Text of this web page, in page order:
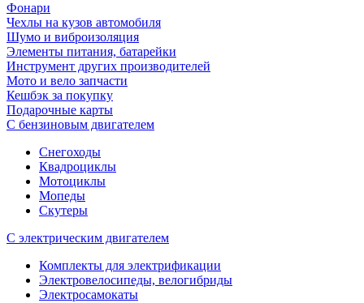
Фонари
Чехлы на кузов автомобиля
Шумо и виброизоляция
Элементы питания, батарейки
Инструмент других производителей
Мото и вело запчасти
Кешбэк за покупку
Подарочные карты
С бензиновым двигателем
Снегоходы
Квадроциклы
Мотоциклы
Мопеды
Скутеры
С электрическим двигателем
Комплекты для электрификации
Электровелосипеды, велогибриды
Электросамокаты